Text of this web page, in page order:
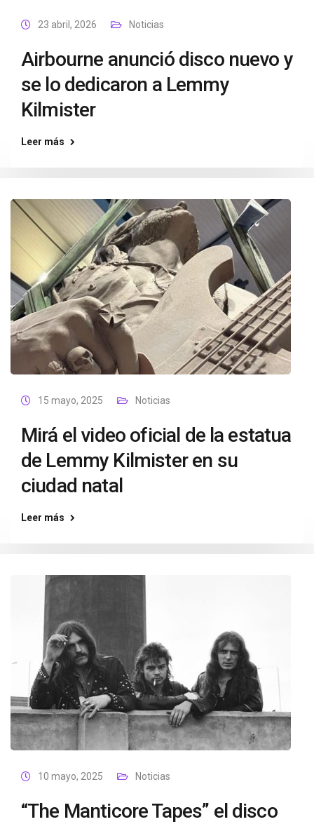
23 abril, 2026 Noticias
Airbourne anunció disco nuevo y
se lo dedicaron a Lemmy
Kilmister
Leer más
15 mayo, 2025 Noticias
Mirá el video oficial de la estatua
de Lemmy Kilmister en su
ciudad natal
Leer más
10 mayo, 2025 Noticias
“The Manticore Tapes” el disco